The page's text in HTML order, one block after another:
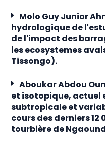
Molo Guy Junior
hydrologique de
de l'impact des
les ecosystemes
Tissongo).
Aboukar Abdou
et isotopique, actuel
subtropicale et
cours des derniers 12
tourbière de